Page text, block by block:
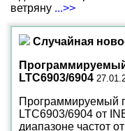
ветряну ...>>
Случайная
LTC6903/6904
Программируемый
LTC6903/6904 от
диапазоне частот